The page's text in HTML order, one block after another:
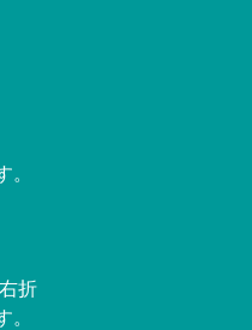
。
折
。